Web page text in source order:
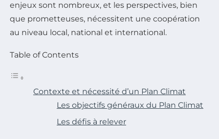
enjeux sont nombreux, et les perspectives, bien
que prometteuses, nécessitent une coopération
au niveau local, national et international.
Table of Contents
Contexte et nécessité d’un Plan Climat
Les objectifs généraux du Plan Climat
Les défis à relever